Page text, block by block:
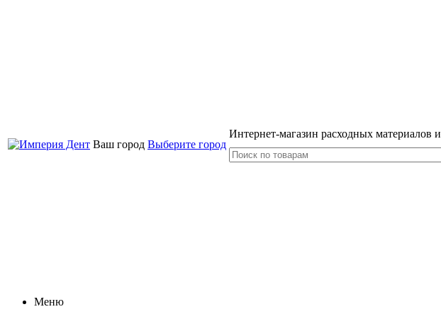
Ваш город Выберите город
Интернет-магазин расходных материалов
Меню